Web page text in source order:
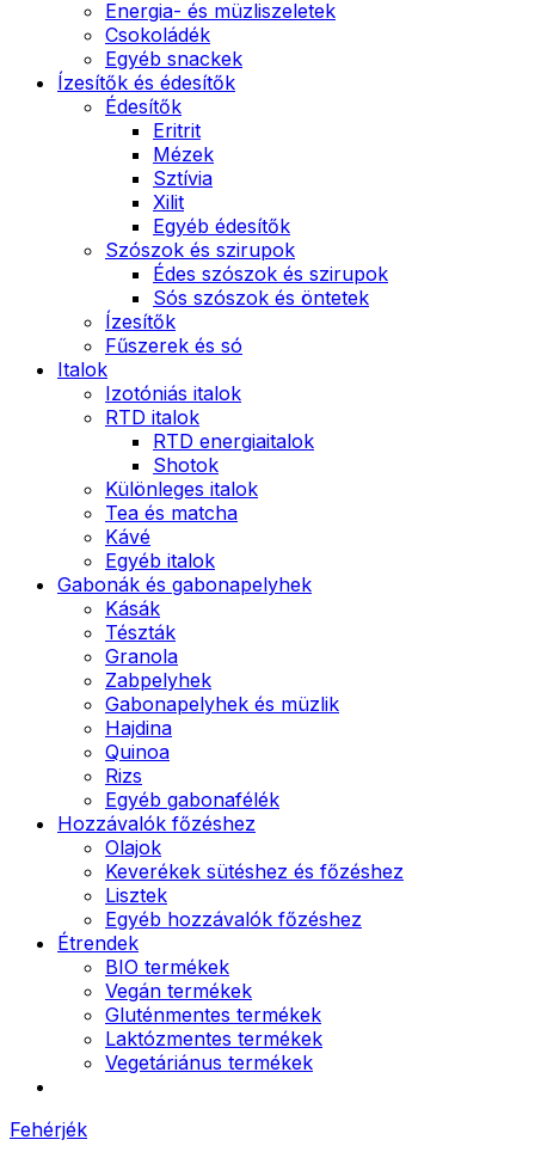
Energia- és müzliszeletek
Csokoládék
Egyéb snackek
Ízesítők és édesítők
Édesítők
Eritrit
Mézek
Sztívia
Xilit
Egyéb édesítők
Szószok és szirupok
Édes szószok és szirupok
Sós szószok és öntetek
Ízesítők
Fűszerek és só
Italok
Izotóniás italok
RTD italok
RTD energiaitalok
Shotok
Különleges italok
Tea és matcha
Kávé
Egyéb italok
Gabonák és gabonapelyhek
Kásák
Tészták
Granola
Zabpelyhek
Gabonapelyhek és müzlik
Hajdina
Quinoa
Rizs
Egyéb gabonafélék
Hozzávalók főzéshez
Olajok
Keverékek sütéshez és főzéshez
Lisztek
Egyéb hozzávalók főzéshez
Étrendek
BIO termékek
Vegán termékek
Gluténmentes termékek
Laktózmentes termékek
Vegetáriánus termékek
Fehérjék